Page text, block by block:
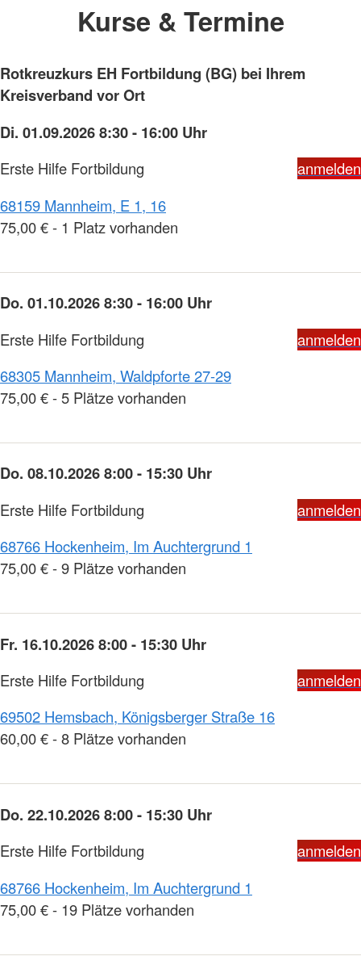
Kurse & Termine
Rotkreuzkurs EH Fortbildung (BG) bei Ihrem
Kreisverband vor Ort
Di. 01.09.2026 8:30 - 16:00 Uhr
Erste Hilfe Fortbildung
anmelden
68159 Mannheim, E 1, 16
75,00 € - 1 Platz vorhanden
Do. 01.10.2026 8:30 - 16:00 Uhr
Erste Hilfe Fortbildung
anmelden
68305 Mannheim, Waldpforte 27-29
75,00 € - 5 Plätze vorhanden
Do. 08.10.2026 8:00 - 15:30 Uhr
Erste Hilfe Fortbildung
anmelden
68766 Hockenheim, Im Auchtergrund 1
75,00 € - 9 Plätze vorhanden
Fr. 16.10.2026 8:00 - 15:30 Uhr
Erste Hilfe Fortbildung
anmelden
69502 Hemsbach, Königsberger Straße 16
60,00 € - 8 Plätze vorhanden
Do. 22.10.2026 8:00 - 15:30 Uhr
Erste Hilfe Fortbildung
anmelden
68766 Hockenheim, Im Auchtergrund 1
75,00 € - 19 Plätze vorhanden